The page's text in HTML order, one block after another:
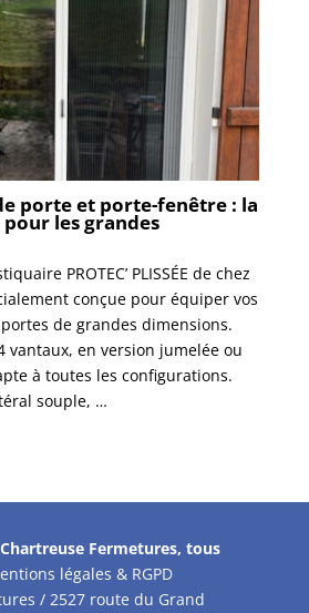
porte et porte-fenêtre : la
les grandes
PROTEC’ PLISSÉE de chez
conçue pour équiper vos
de grandes dimensions.
vantaux, en version jumelée ou
à toutes les configurations.
souple, …
Fermetures, tous
légales & RGPD
/ 2527 route du Grand